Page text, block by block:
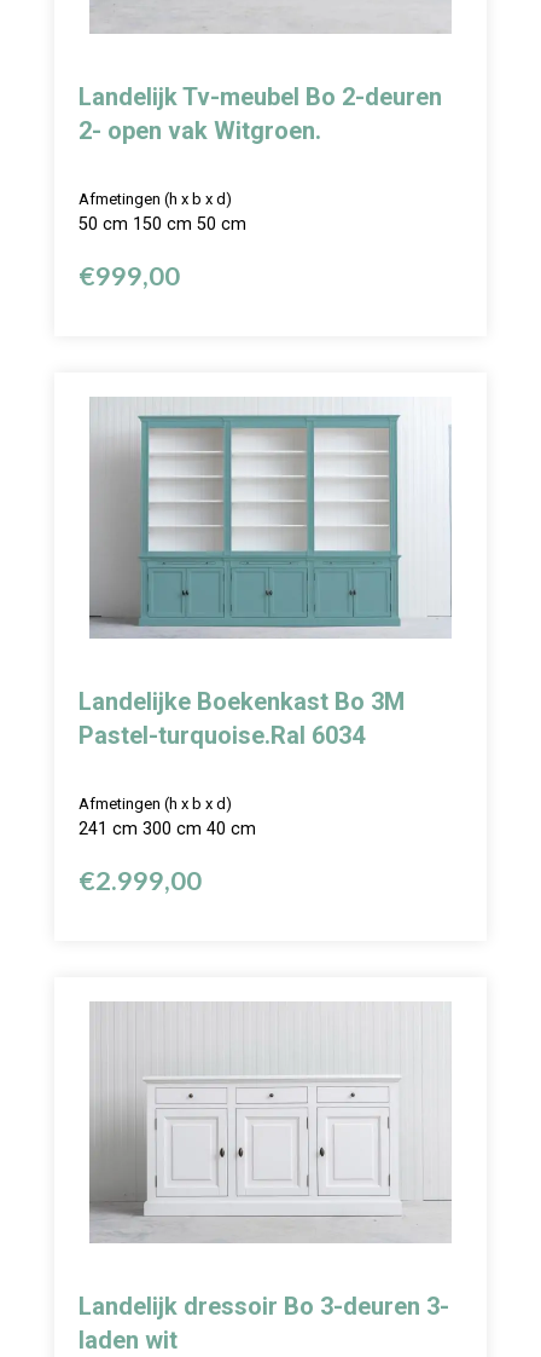
Landelijk Tv-meubel Bo 2-deuren
2- open vak Witgroen.
Afmetingen (h x b x d)
50 cm 150 cm 50 cm
€999,00
Landelijke Boekenkast Bo 3M
Pastel-turquoise.Ral 6034
Afmetingen (h x b x d)
241 cm 300 cm 40 cm
€2.999,00
Landelijk dressoir Bo 3-deuren 3-
laden wit